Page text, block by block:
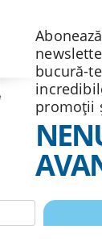
bucură-
promoții